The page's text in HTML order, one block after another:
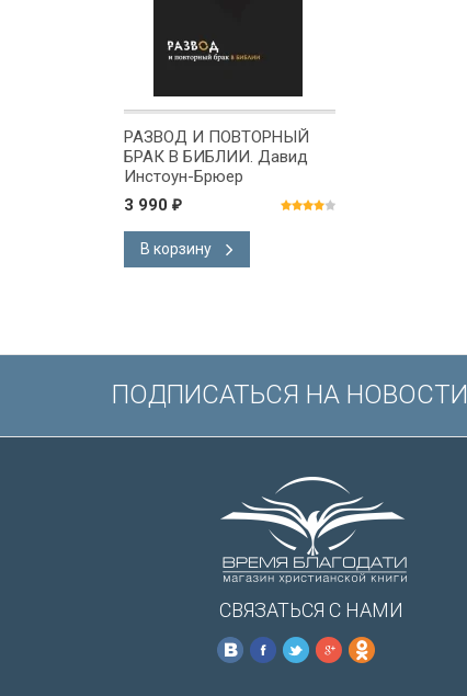
РАЗВОД И ПОВТОРНЫЙ
БРАК В БИБЛИИ. Давид
Инстоун-Брюер
3 990 ₽
В корзину
ПОДПИСАТЬСЯ НА НОВОСТИ
СВЯЗАТЬСЯ С НАМИ